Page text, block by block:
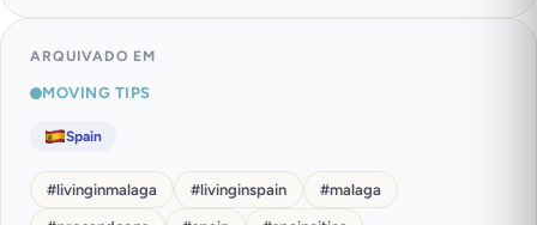
ARQUIVADO EM
MOVING TIPS
Spain
#livinginmalaga #livinginspain #malaga